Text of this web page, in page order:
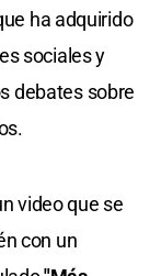
ha adquirido
sociales y
debates sobre
video que se
con un